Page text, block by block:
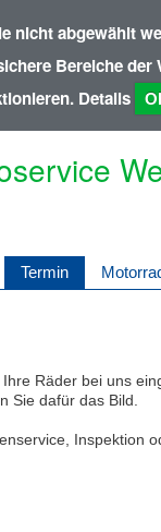
abgewählt
Bereiche
Details
Termin
Räder bei uns
Sie dafür das Bild.
Inspektion